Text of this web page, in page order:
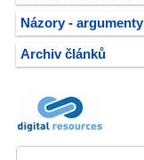
Názory - argumenty
Archiv článků